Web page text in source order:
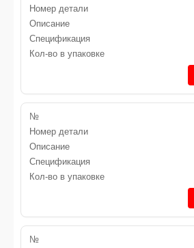
Номер детали
Описание
Спецификация
Кол-во в упаковке
№
Номер детали
Описание
Спецификация
Кол-во в упаковке
№